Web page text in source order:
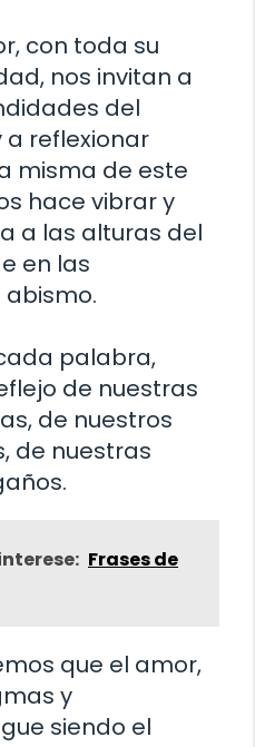
con toda su
nos invitan a
del
a reflexionar
misma de este
hace vibrar y
a las alturas del
en las
palabra,
de nuestras
de nuestros
de nuestras
Frases de
que el amor,
y
siendo el